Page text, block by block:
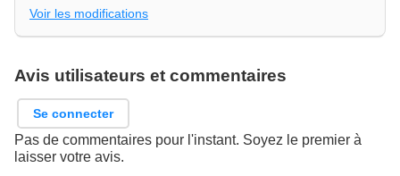
Voir les modifications
Avis utilisateurs et commentaires
Se connecter
Pas de commentaires pour l'instant. Soyez le premier à
laisser votre avis.